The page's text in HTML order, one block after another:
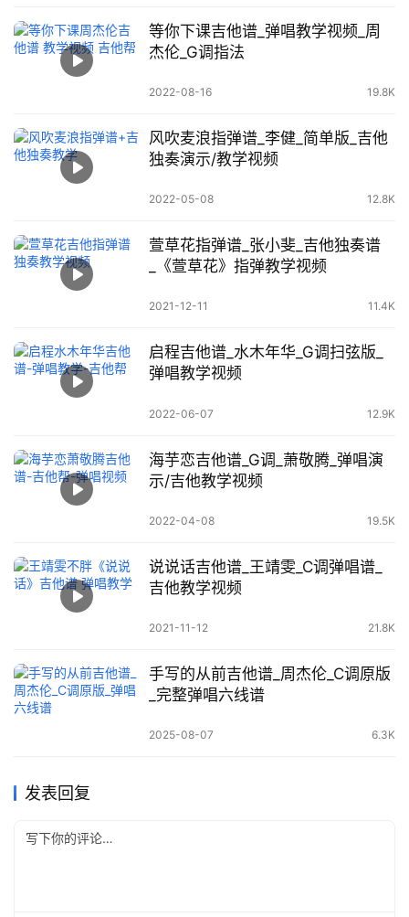
等你下课吉他谱_弹唱教学视频_周
杰伦_G调指法
2022-08-16 19.8K
风吹麦浪指弹谱_李健_简单版_吉他
独奏演示/教学视频
2022-05-08 12.8K
萱草花指弹谱_张小斐_吉他独奏谱
_《萱草花》指弹教学视频
2021-12-11 11.4K
启程吉他谱_水木年华_G调扫弦版_
弹唱教学视频
2022-06-07 12.9K
海芋恋吉他谱_G调_萧敬腾_弹唱演
示/吉他教学视频
2022-04-08 19.5K
说说话吉他谱_王靖雯_C调弹唱谱_
吉他教学视频
2021-11-12 21.8K
手写的从前吉他谱_周杰伦_C调原版
_完整弹唱六线谱
2025-08-07 6.3K
发表回复